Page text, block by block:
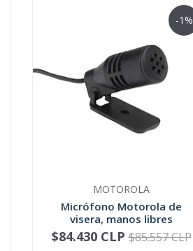
-1%
MOTOROLA
Micrófono Motorola de
visera, manos libres
+
-$84.430 CLP$85.557 CLP